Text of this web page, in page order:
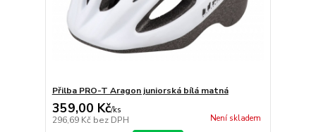
Přilba PRO-T Aragon juniorská bílá matná
359,00 Kč/ks
296,69 Kč bez DPH Není skladem